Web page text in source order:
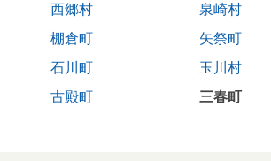
西郷村
泉崎村
棚倉町
矢祭町
石川町
玉川村
古殿町
三春町